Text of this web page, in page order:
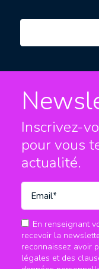
Inscrivez-
pour vous
actualité.
En renseignant
recevoir la
reconnaissez avoir
légales et des